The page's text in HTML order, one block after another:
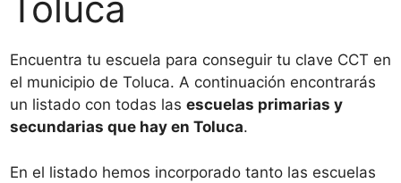
Encuentra tu escuela para conseguir tu clave CCT en
el municipio de Toluca. A continuación encontrarás
un listado con todas las escuelas primarias y
secundarias que hay en Toluca.
En el listado hemos incorporado tanto las escuelas